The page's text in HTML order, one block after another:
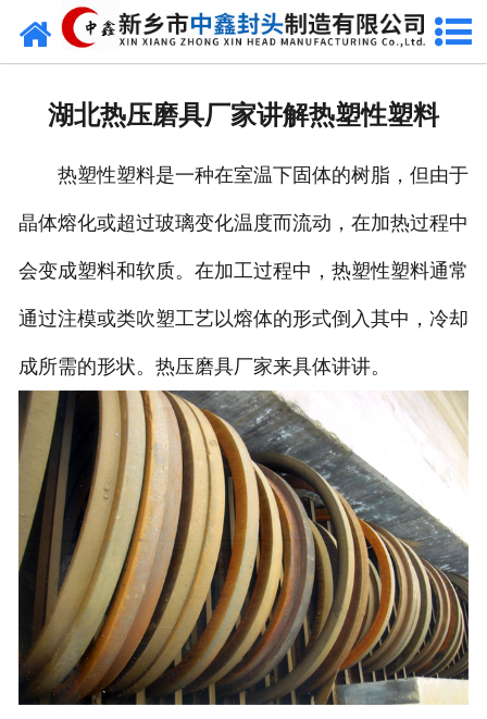
网站首页
生产现场
成功案例
视频中心
发货现场
诚聘英才
联系我们
湖北热压磨具厂家讲解热塑性塑料
热塑性塑料是一种在室温下固体的树脂，但由于
晶体熔化或超过玻璃变化温度而流动，在加热过程中
会变成塑料和软质。在加工过程中，热塑性塑料通常
通过注模或类吹塑工艺以熔体的形式倒入其中，冷却
成所需的形状。热压磨具厂家来具体讲讲。